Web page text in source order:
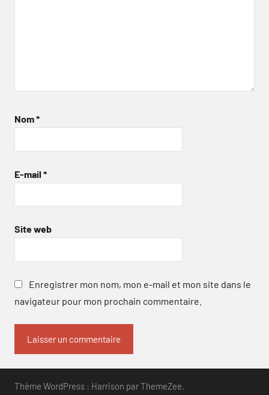
Nom*
E-mail *
Site web
Enregistrer mon nom, mon e-mail et mon site dans le
navigateur pour mon prochain commentaire.
Thème WordPress : Harrison par ThemeZee.